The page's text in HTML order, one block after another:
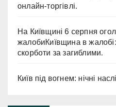
онлайн-торгівлі.
На Київщині 6 серпня
жалобиКиївщина в
скорботи за загиблими.
Київ під вогнем: нічні